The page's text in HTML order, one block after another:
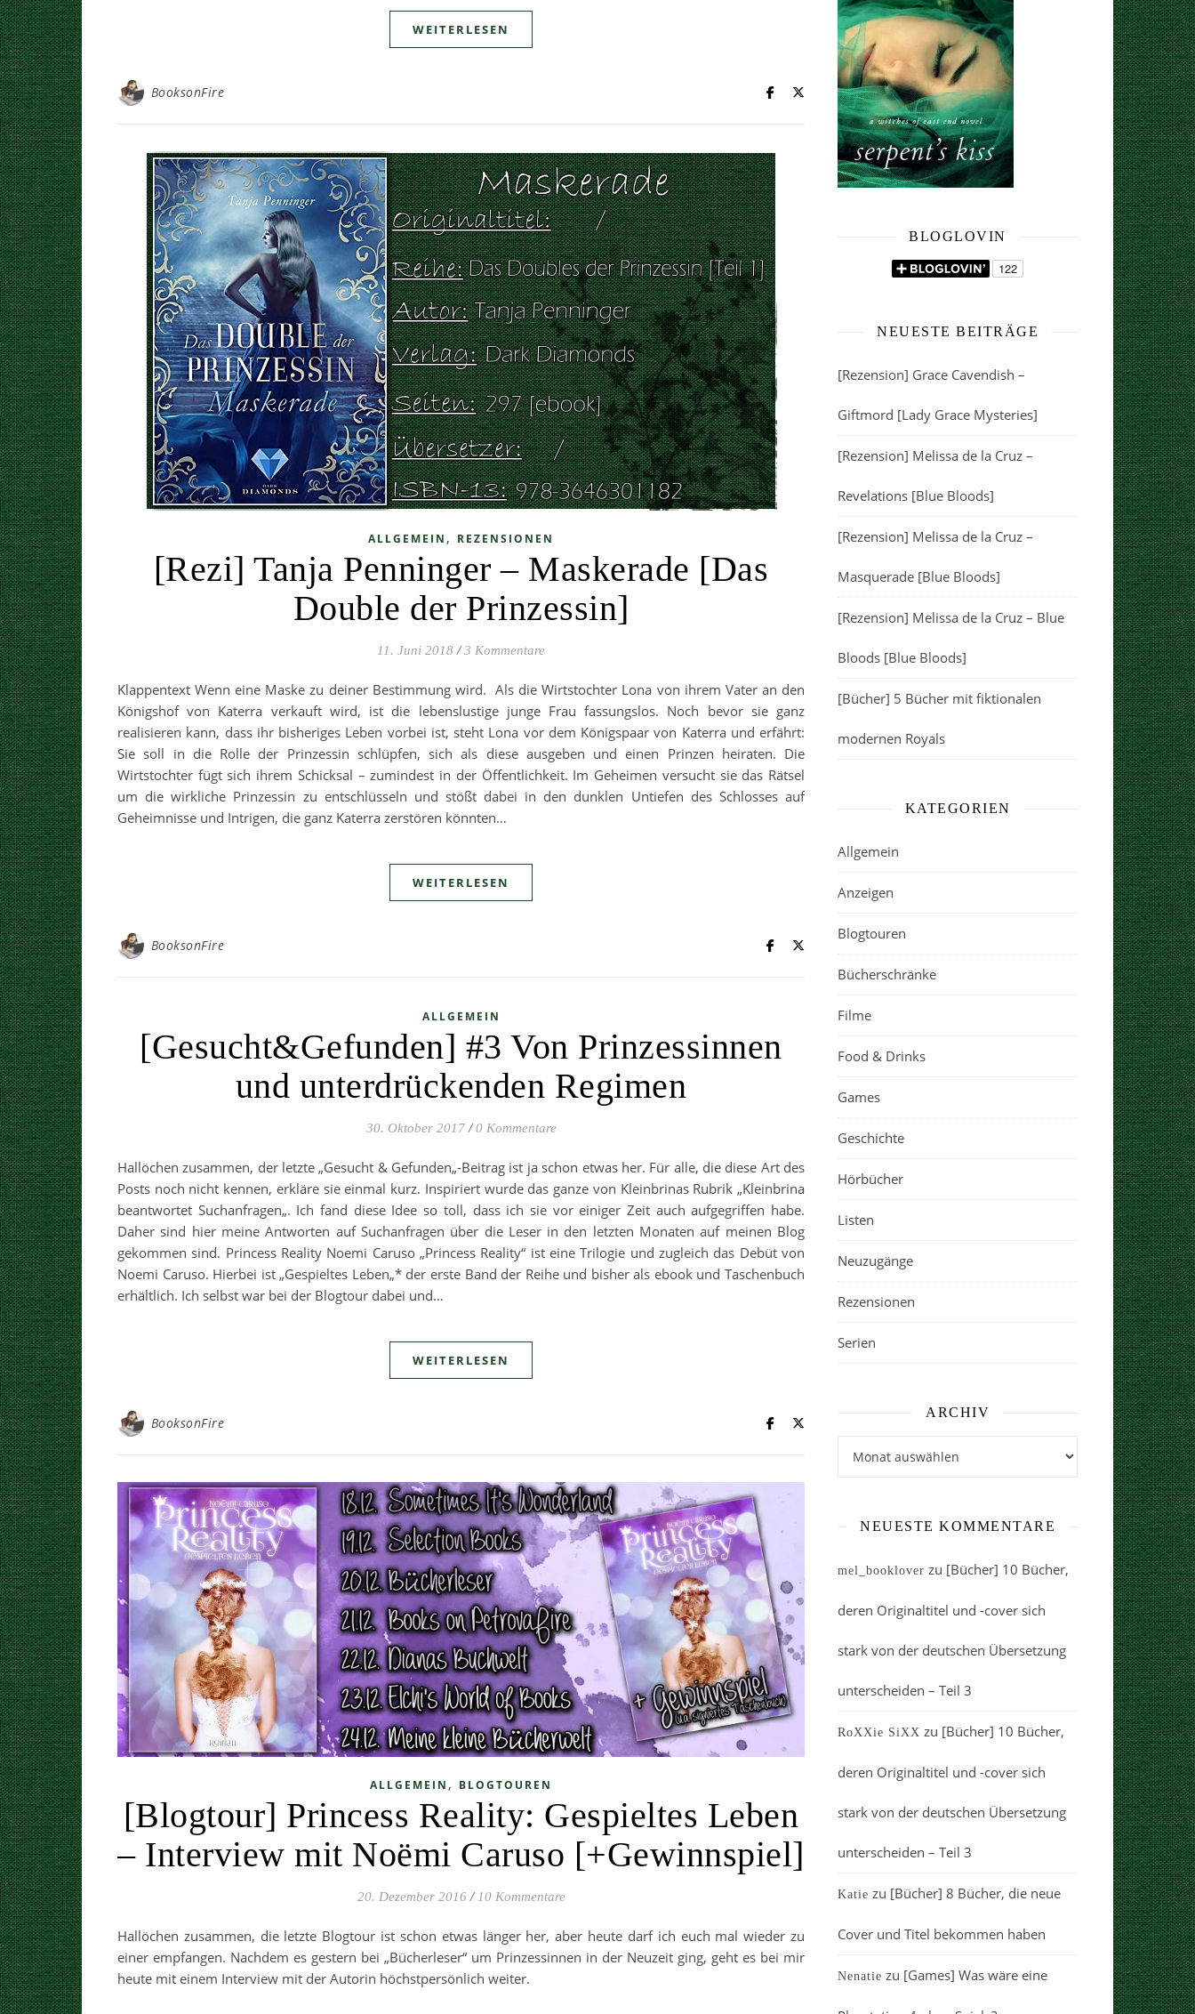
WEITERLESEN
BooksonFire
ALLGEMEIN , REZENSIONEN
[Rezi] Tanja Penninger – Maskerade [Das
Double der Prinzessin]
11. Juni 2018 / 3 Kommentare
Klappentext Wenn eine Maske zu deiner Bestimmung wird. Als die Wirtstochter Lona von ihrem Vater an den
Königshof von Katerra verkauft wird, ist die lebenslustige junge Frau fassungslos. Noch bevor sie ganz
realisieren kann, dass ihr bisheriges Leben vorbei ist, steht Lona vor dem Königspaar von Katerra und erfährt:
Sie soll in die Rolle der Prinzessin schlüpfen, sich als diese ausgeben und einen Prinzen heiraten. Die
Wirtstochter fügt sich ihrem Schicksal – zumindest in der Öffentlichkeit. Im Geheimen versucht sie das Rätsel
um die wirkliche Prinzessin zu entschlüsseln und stößt dabei in den dunklen Untiefen des Schlosses auf
Geheimnisse und Intrigen, die ganz Katerra zerstören könnten…
WEITERLESEN
BooksonFire
ALLGEMEIN
[Gesucht&Gefunden] #3 Von Prinzessinnen
und unterdrückenden Regimen
30. Oktober 2017 / 0 Kommentare
Hallöchen zusammen, der letzte „Gesucht & Gefunden„-Beitrag ist ja schon etwas her. Für alle, die diese Art des
Posts noch nicht kennen, erkläre sie einmal kurz. Inspiriert wurde das ganze von Kleinbrinas Rubrik „Kleinbrina
beantwortet Suchanfragen„. Ich fand diese Idee so toll, dass ich sie vor einiger Zeit auch aufgegriffen habe.
Daher sind hier meine Antworten auf Suchanfragen über die Leser in den letzten Monaten auf meinen Blog
gekommen sind. Princess Reality Noemi Caruso „Princess Reality“ ist eine Trilogie und zugleich das Debüt von
Noemi Caruso. Hierbei ist „Gespieltes Leben„* der erste Band der Reihe und bisher als ebook und Taschenbuch
erhältlich. Ich selbst war bei der Blogtour dabei und…
WEITERLESEN
BooksonFire
ALLGEMEIN , BLOGTOUREN
[Blogtour] Princess Reality: Gespieltes Leben
– Interview mit Noëmi Caruso [+Gewinnspiel]
20. Dezember 2016 / 10 Kommentare
Hallöchen zusammen, die letzte Blogtour ist schon etwas länger her, aber heute darf ich euch mal wieder zu
einer empfangen. Nachdem es gestern bei „Bücherleser“ um Prinzessinnen in der Neuzeit ging, geht es bei mir
heute mit einem Interview mit der Autorin höchstpersönlich weiter.
BLOGLOVIN
NEUESTE BEITRÄGE
[Rezension] Grace Cavendish –
Giftmord [Lady Grace Mysteries]
[Rezension] Melissa de la Cruz –
Revelations [Blue Bloods]
[Rezension] Melissa de la Cruz –
Masquerade [Blue Bloods]
[Rezension] Melissa de la Cruz – Blue
Bloods [Blue Bloods]
[Bücher] 5 Bücher mit fiktionalen
modernen Royals
KATEGORIEN
Allgemein
Anzeigen
Blogtouren
Bücherschränke
Filme
Food & Drinks
Games
Geschichte
Hörbücher
Listen
Neuzugänge
Rezensionen
Serien
ARCHIV
NEUESTE KOMMENTARE
mel_booklover zu [Bücher] 10 Bücher,
deren Originaltitel und -cover sich
stark von der deutschen Übersetzung
unterscheiden – Teil 3
RoXXie SiXX zu [Bücher] 10 Bücher,
deren Originaltitel und -cover sich
stark von der deutschen Übersetzung
unterscheiden – Teil 3
Katie zu [Bücher] 8 Bücher, die neue
Cover und Titel bekommen haben
Nenatie zu [Games] Was wäre eine